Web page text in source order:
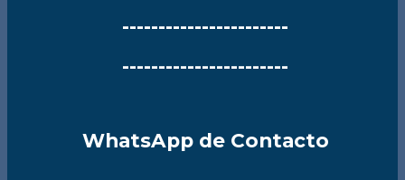
-----------------------
-----------------------
WhatsApp de Contacto